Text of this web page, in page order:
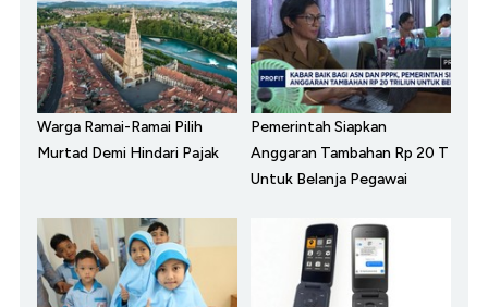
Warga Ramai-Ramai Pilih
Murtad Demi Hindari Pajak
Pemerintah Siapkan
Anggaran Tambahan Rp 20 T
Untuk Belanja Pegawai